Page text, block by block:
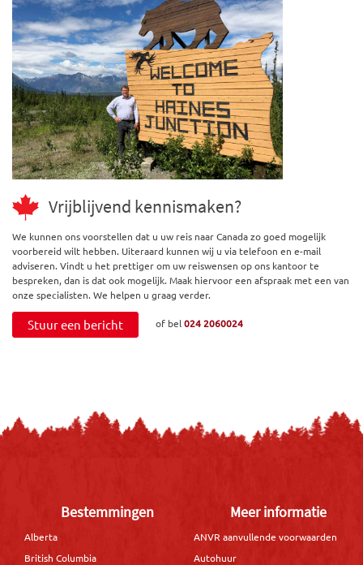
Vrijblijvend kennismaken?
We kunnen ons voorstellen dat u uw reis naar Canada zo goed mogelijk
voorbereid wilt hebben. Uiteraard kunnen wij u via telefoon en e-mail
adviseren. Vindt u het prettiger om uw reiswensen op ons kantoor te
bespreken, dan is dat ook mogelijk. Maak hiervoor een afspraak met een van
onze specialisten. We helpen u graag verder.
Stuur een bericht of bel024 2060024
Bestemmingen
Alberta
British Columbia
Meer informatie
ANVR aanvullende voorwaarden
Autohuur